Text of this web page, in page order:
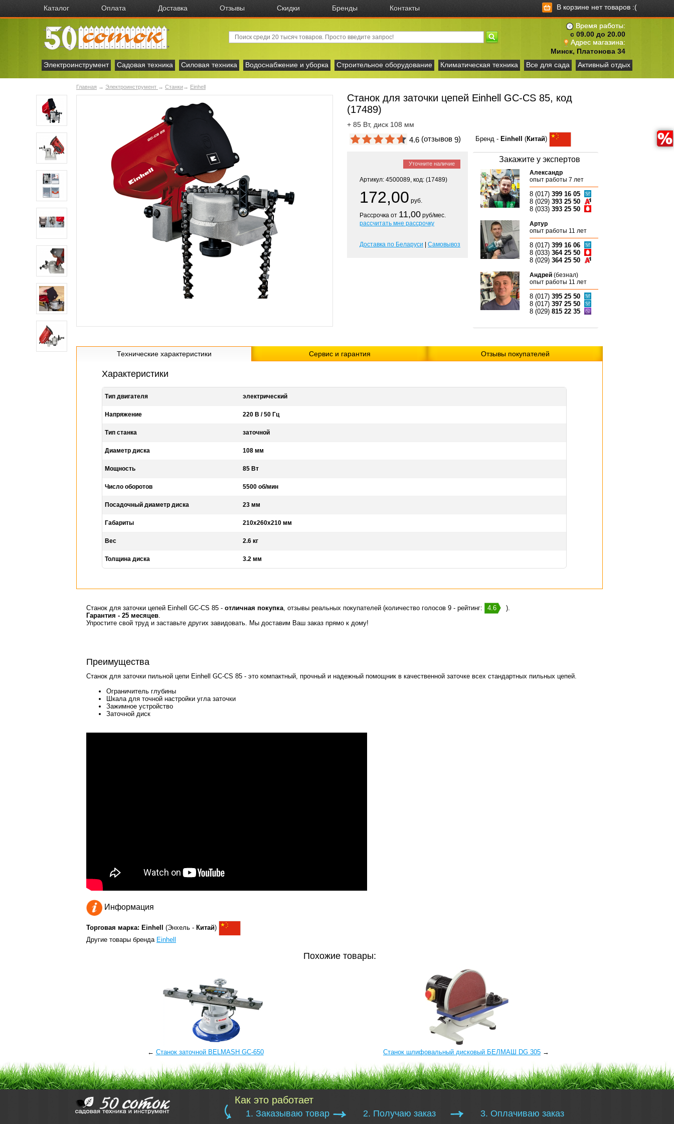
Каталог Оплата Доставка Отзывы Скидки Бренды Контакты В корзине нет товаров :(
Время работы:
с 09.00 до 20.00
Адрес магазина:
Минск, Платонова 34
Электроинструмент
Садовая техника Силовая техника Водоснабжение и уборка Строительное оборудование Климатическая техника Все для сада Активный отдых
Главная → Электроинструмент → Станки→ Einhell
Станок для заточки цепей Einhell GC-CS 85, код
(17489)
+ 85 Вт, диск 108 мм
4.6 (отзывов 9)
Уточните наличие
Артикул: 4500089, код: (17489)
172,00 руб.
Рассрочка от 11,00 руб/мес.
рассчитать мне рассрочку
Доставка по Беларуси Самовывоз
Бренд - Einhell (Китай)
Закажите у экспертов
Александр
опыт работы 7 лет
8 (017) 399 16 05
8 (029) 393 25 50
8 (033) 393 25 50
Артур
опыт работы 11 лет
8 (017) 399 16 06
8 (033) 364 25 50
8 (029) 364 25 50
Андрей (безнал)
опыт работы 11 лет
8 (017) 395 25 50
8 (017) 397 25 50
8 (029) 815 22 35
Технические характеристики Сервис и гарантия Отзывы покупателей
Характеристики
Тип двигателя электрический
Напряжение 220 В / 50 Гц
Тип станка заточной
Диаметр диска 108 мм
Мощность 85 Вт
Число оборотов 5500 об/мин
Посадочный диаметр диска 23 мм
Габариты 210x260x210 мм
Вес 2.6 кг
Толщина диска 3.2 мм
Станок для заточки цепей Einhell GC-CS 85 - отличная покупка, отзывы реальных покупателей (количество голосов 9 - рейтинг: 4.6
).
Гарантия - 25 месяцев.
Упростите свой труд и заставьте других завидовать. Мы доставим Ваш заказ прямо к дому!
Преимущества
Станок для заточки пильной цепи Einhell GC-CS 85 - это компактный, прочный и надежный помощник в качественной заточке всех стандартных пильных цепей.
Ограничитель глубины
Шкала для точной настройки угла заточки
Зажимное устройство
Заточной диск
Информация
Торговая марка: Einhell (Энхель - Китай)
Другие товары бренда Einhell
Похожие товары:
← Станок заточной BELMASH GC-650 Станок шлифовальный дисковый БЕЛМАШ DG 305 →
Как это работает
1. Заказываю товар 2. Получаю заказ 3. Оплачиваю заказ